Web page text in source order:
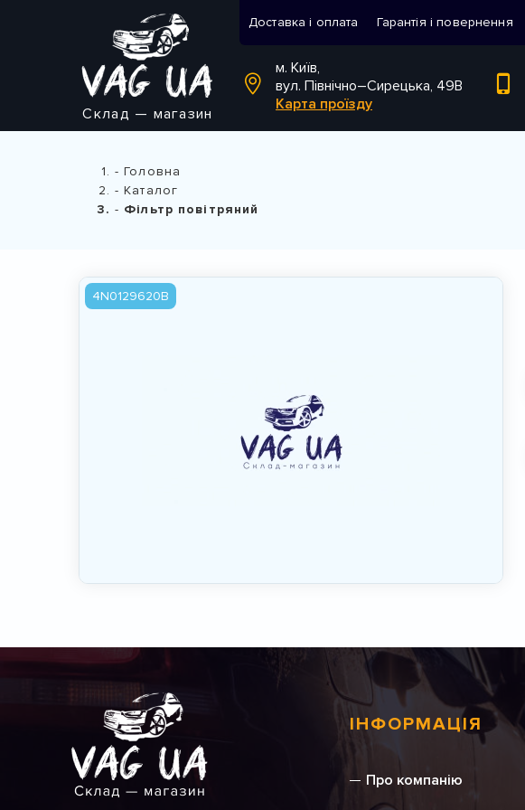
Склад — магазин
Доставка і оплата Гарантія і повернення
м. Київ,
вул. Північно–Сирецька, 49В
Карта проїзду
Головна
Каталог
Фільтр повітряний
4N0129620B
ІНФОРМАЦІЯ
Про компанію